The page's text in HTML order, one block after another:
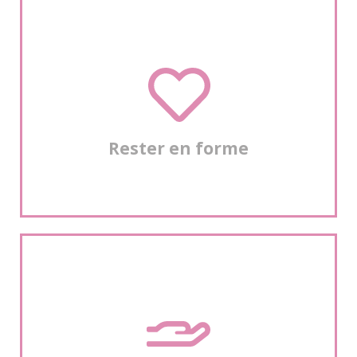
Rester en forme
des retraités… mais aussi la grande préoccupation de celles
et ceux qui approchent de cette nouvelle période de vie.
activités ou vous engager pour une cause qui vous tient à
cœur.